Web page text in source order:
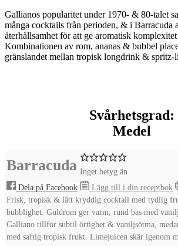
Gallianos popularitet under 1970- & 80-talet
många cocktails från perioden, & i Barracuda
återhållsamhet för att ge aromatisk
Kombinationen av rom, ananas & bubbel
gränslandet mellan tropisk longdrink & spritz-
Svårhetsgrad:
Medel
Barracuda Inget betyg än
Dela på Facebook
Lägg till i din receptbok
Frisk, tropisk & lätt kryddig cocktail med tydlig
bubblighet. Guldrom ger varm, rund bas med
Galliano tillför subtil örtighet & vaniljsötma,
med saftig tropisk frukt. Limejuicen skär igenom